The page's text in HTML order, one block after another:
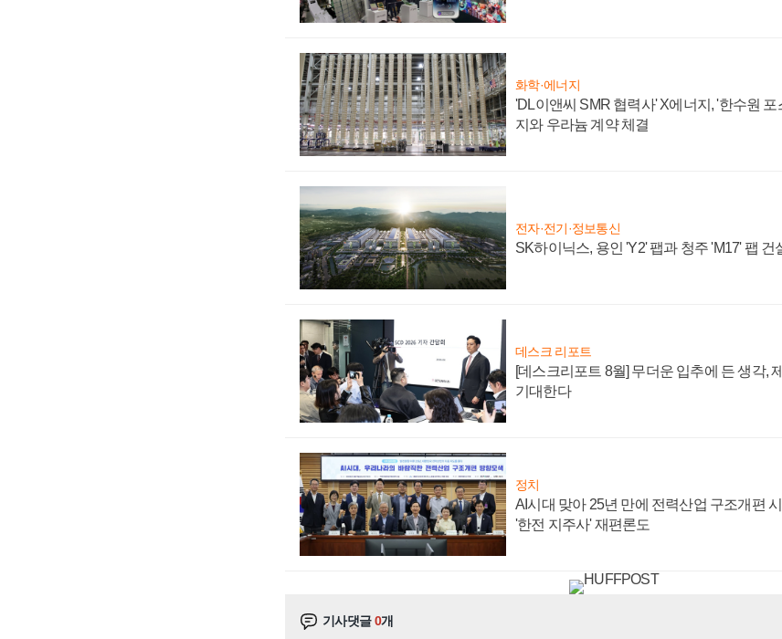
화학·에너지
'DL이앤씨 SMR 협력사' X에너지, '한수원
지와 우라늄 계약 체결
전자·전기·정보통신
SK하이닉스, 용인 'Y2' 팹과 청주 'M17' 팹 건
데스크 리포트
[데스크리포트 8월] 무더운 입추에 든 생각,
기대한다
정치
AI시대 맞아 25년 만에 전력산업 구조개편
'한전 지주사' 재편론도
기사댓글0개